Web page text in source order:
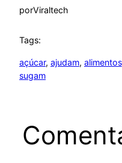
porViraltech
Tags:
açúcar, ajudam, alimentos
sugam